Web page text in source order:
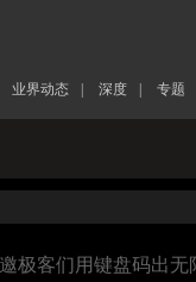
业界动态 深度 专题
极客们用键盘码出无